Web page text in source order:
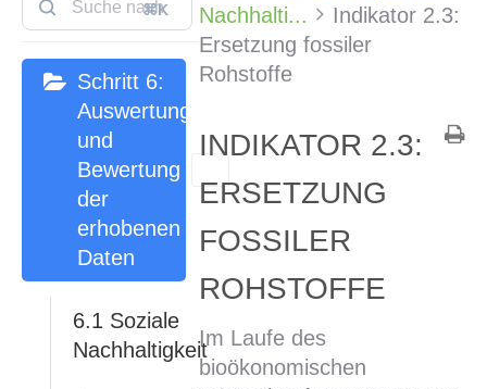
⌘K
Schritt 6:
Auswertung
und
Bewertung
der
erhobenen
Daten
6.1 Soziale
Nachhaltigkeit
Nachhalti...
Indikator 2.3:
Ersetzung fossiler
Rohstoffe
INDIKATOR 2.3:
ERSETZUNG
FOSSILER
ROHSTOFFE
Im Laufe des
bioökonomischen